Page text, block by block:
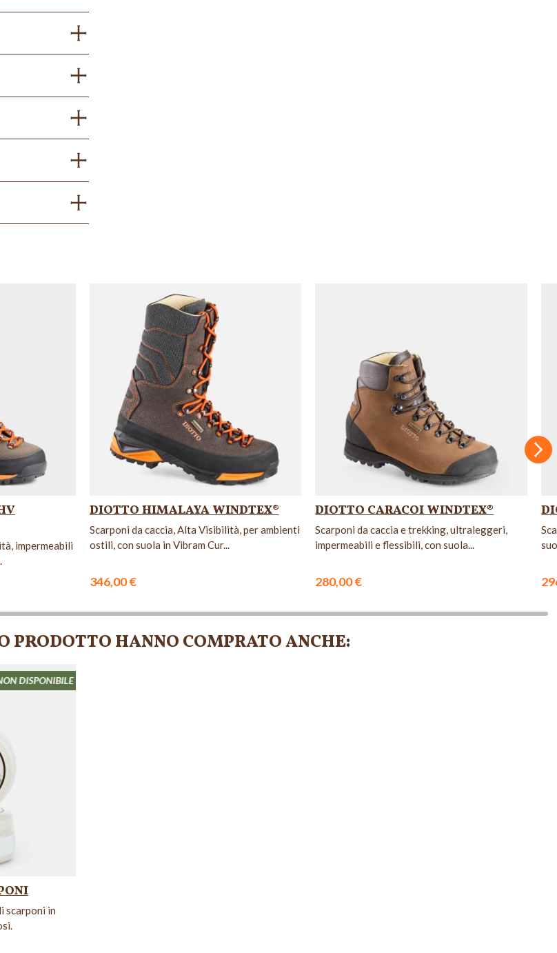
impermeabili
DIOTTO HIMALAYA WINDTEX®
Scarponi da caccia, Alta Visibilità, per ambienti
ostili, con suola in Vibram Cur...
346,00 €
DIOTTO CARACOI WINDTEX®
Scarponi da caccia e trekking, ultraleggeri,
impermeabili e flessibili, con suola...
280,00 €
PRODOTTO HANNO COMPRATO ANCHE:
NON DISPONIBILE
scarponi in